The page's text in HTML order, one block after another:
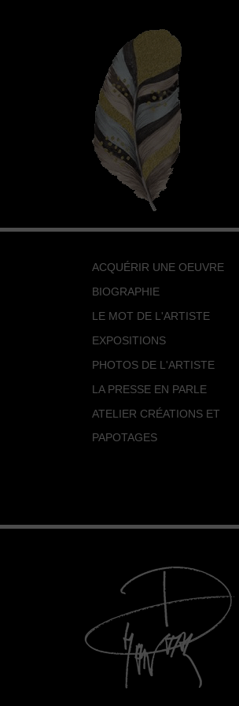
ACQUÉRIR UNE OEUVRE
BIOGRAPHIE
LE MOT DE L'ARTISTE
EXPOSITIONS
PHOTOS DE L'ARTISTE
LA PRESSE EN PARLE
ATELIER CRÉATIONS ET
PAPOTAGES